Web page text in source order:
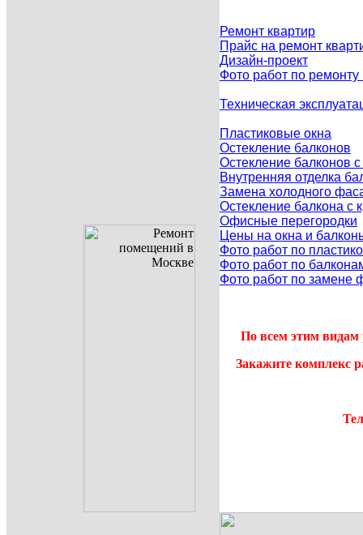
Ремонт квартир
Прайс на ремонт
Дизайн-проект
Фото работ по ремонту
Техническая
Пластиковые окна
Остекление балконов
Остекление балконов
Внутренняя отделка
Замена холодного
Остекление балкона с
Офисные перегородки
Цены на окна и
Фото работ по
Фото работ по
Фото работ по замене
По всем этим видам
Закажите комплекс